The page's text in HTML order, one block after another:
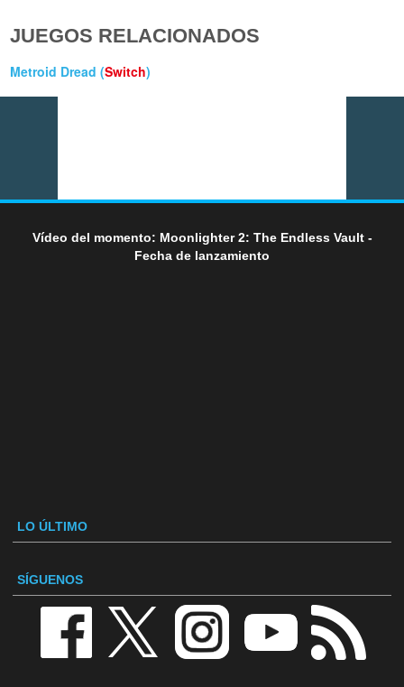
JUEGOS RELACIONADOS
Metroid Dread (Switch)
Vídeo del momento: Moonlighter 2: The Endless Vault -
Fecha de lanzamiento
LO ÚLTIMO
SÍGUENOS